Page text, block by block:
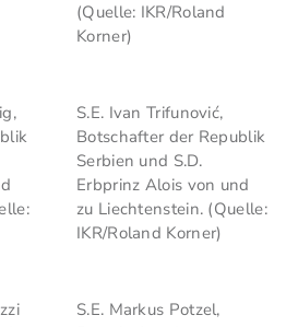
(Quelle: IKR/Roland
Korner)
S.E. Ivan Trifunović,
Botschafter der Republik
Serbien und S.D.
Erbprinz Alois von und
zu Liechtenstein. (Quelle:
IKR/Roland Korner)
S.E. Markus Potzel,